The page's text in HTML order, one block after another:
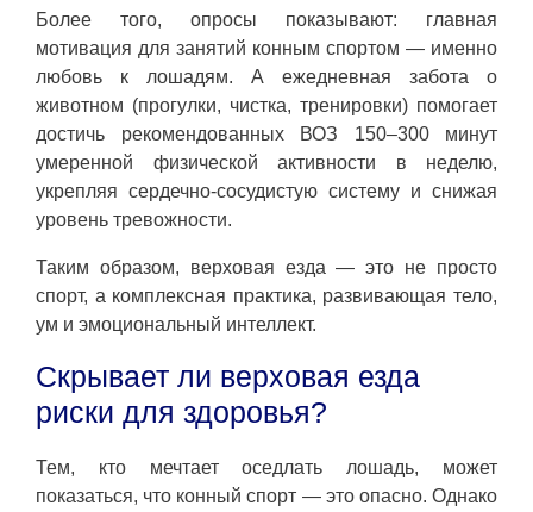
Более того, опросы показывают: главная
мотивация для занятий конным спортом — именно
любовь к лошадям. А ежедневная забота о
животном (прогулки, чистка, тренировки) помогает
достичь рекомендованных ВОЗ 150–300 минут
умеренной физической активности в неделю,
укрепляя сердечно-сосудистую систему и снижая
уровень тревожности.
Таким образом, верховая езда — это не просто
спорт, а комплексная практика, развивающая тело,
ум и эмоциональный интеллект.
Скрывает ли верховая езда
риски для здоровья?
Тем, кто мечтает оседлать лошадь, может
показаться, что конный спорт — это опасно. Однако